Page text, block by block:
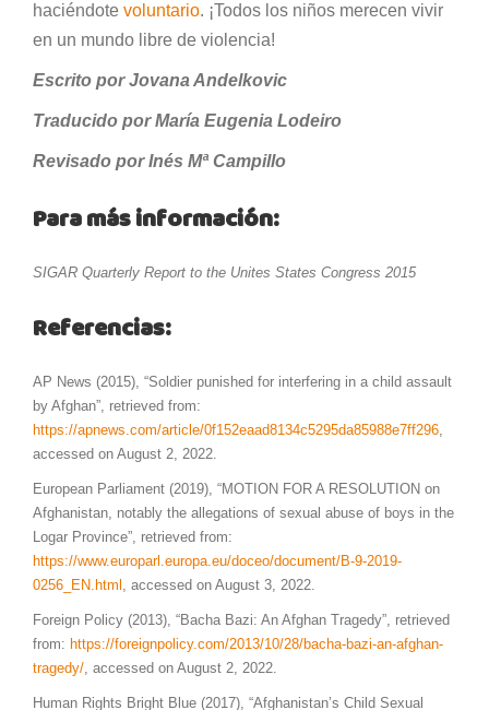
haciéndote voluntario. ¡Todos los niños merecen vivir
en un mundo libre de violencia!
Escrito por Jovana Andelkovic
Traducido por María Eugenia Lodeiro
Revisado por Inés Mª Campillo
Para más información:
SIGAR Quarterly Report to the Unites States Congress 2015
Referencias:
AP News (2015), “Soldier punished for interfering in a child assault
by Afghan”, retrieved from:
https://apnews.com/article/0f152eaad8134c5295da85988e7ff296,
accessed on August 2, 2022.
European Parliament (2019), “MOTION FOR A RESOLUTION on
Afghanistan, notably the allegations of sexual abuse of boys in the
Logar Province”, retrieved from:
https://www.europarl.europa.eu/doceo/document/B-9-2019-
0256_EN.html , accessed on August 3, 2022.
Foreign Policy (2013), “Bacha Bazi: An Afghan Tragedy”, retrieved
from: https://foreignpolicy.com/2013/10/28/bacha-bazi-an-afghan-
tragedy/, accessed on August 2, 2022.
Human Rights Bright Blue (2017), “Afghanistan’s Child Sexual